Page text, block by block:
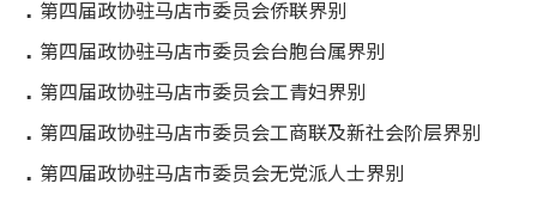
第四届政协驻马店市委员会侨联界别
第四届政协驻马店市委员会台胞台属界别
第四届政协驻马店市委员会工青妇界别
第四届政协驻马店市委员会工商联及新社会阶层界别
第四届政协驻马店市委员会无党派人士界别